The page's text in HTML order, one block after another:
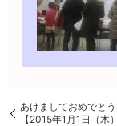
あけましておめでと
【2015年1月1日（木